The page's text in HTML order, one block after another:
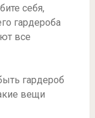
себя,
гардероба
все
гардероб
вещи